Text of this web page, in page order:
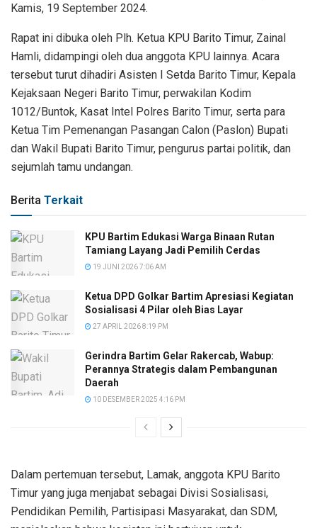
Kamis, 19 September 2024.
Rapat ini dibuka oleh Plh. Ketua KPU Barito Timur, Zainal
Hamli, didampingi oleh dua anggota KPU lainnya. Acara
tersebut turut dihadiri Asisten I Setda Barito Timur, Kepala
Kejaksaan Negeri Barito Timur, perwakilan Kodim
1012/Buntok, Kasat Intel Polres Barito Timur, serta para
Ketua Tim Pemenangan Pasangan Calon (Paslon) Bupati
dan Wakil Bupati Barito Timur, pengurus partai politik, dan
sejumlah tamu undangan.
Berita Terkait
KPU Bartim Edukasi Warga Binaan Rutan
Tamiang Layang Jadi Pemilih Cerdas
19 JUNI 2026 7:06 AM
Ketua DPD Golkar Bartim Apresiasi Kegiatan
Sosialisasi 4 Pilar oleh Bias Layar
27 APRIL 2026 8:19 PM
Gerindra Bartim Gelar Rakercab, Wabup:
Perannya Strategis dalam Pembangunan
Daerah
10 DESEMBER 2025 4:16 PM
Dalam pertemuan tersebut, Lamak, anggota KPU Barito
Timur yang juga menjabat sebagai Divisi Sosialisasi,
Pendidikan Pemilih, Partisipasi Masyarakat, dan SDM,